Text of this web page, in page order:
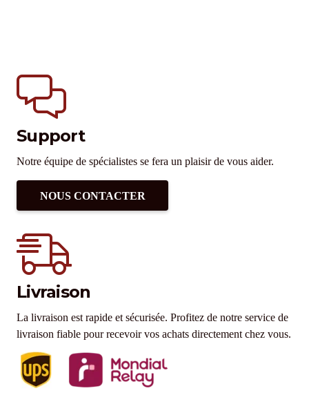
Support
Notre équipe de spécialistes se fera un plaisir de vous aider.
NOUS CONTACTER
Livraison
La livraison est rapide et sécurisée. Profitez de notre service de
livraison fiable pour recevoir vos achats directement chez vous.